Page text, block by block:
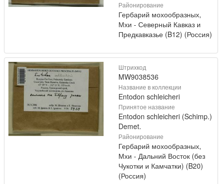
Районирование
Гербарий мохообразных,
Мхи - Северный Кавказ и
Предкавказье (B12) (Россия)
Штрихкод
MW9038536
Название в коллекции
Entodon schleicheri
Принятое название
Entodon schleicheri (Schimp.)
Demet.
Районирование
Гербарий мохообразных,
Мхи - Дальний Восток (без
Чукотки и Камчатки) (B20)
(Россия)